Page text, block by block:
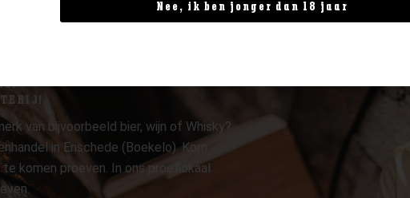
van bijvoorbeeld bier, wijn of Whisky?
in Enschede (Boekelo). Kom
komen proeven. In ons proeflokaal
Nee, ik ben jonger dan 18 jaar